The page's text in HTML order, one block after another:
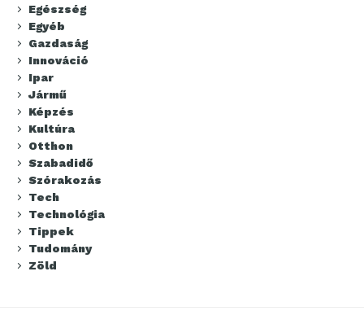
Egészség
Egyéb
Gazdaság
Innováció
Ipar
Jármű
Képzés
Kultúra
Otthon
Szabadidő
Szórakozás
Tech
Technológia
Tippek
Tudomány
Zöld